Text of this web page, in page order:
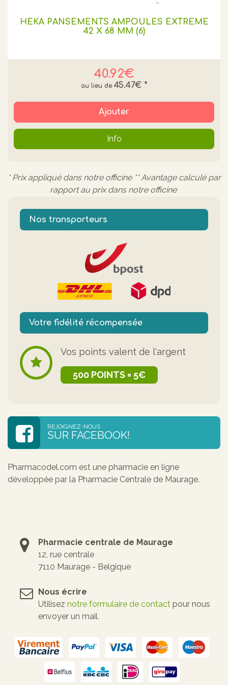
HEKA PANSEMENTS AMPOULES EXTREME
42 X 68 MM (6)
40.92€
45.47€ *
Ajouter
Info
* Prix appliqué dans notre officine ** Avantage calculé par
rapport au prix dans notre officine
Nos transporteurs
Votre fidélité récompensée
Vos points valent de l'argent
500 POINTS = 5€
REJOIGNEZ-NOUS
SUR FACEBOOK!
Pharmacodel.com est une pharmacie en ligne
développée par la Pharmacie Centrale de Maurage.
Pharmacie centrale de Maurage
12, rue centrale
7110 Maurage - Belgique
Nous écrire
Utilisez notre formulaire de contact pour nous
envoyer un mail.